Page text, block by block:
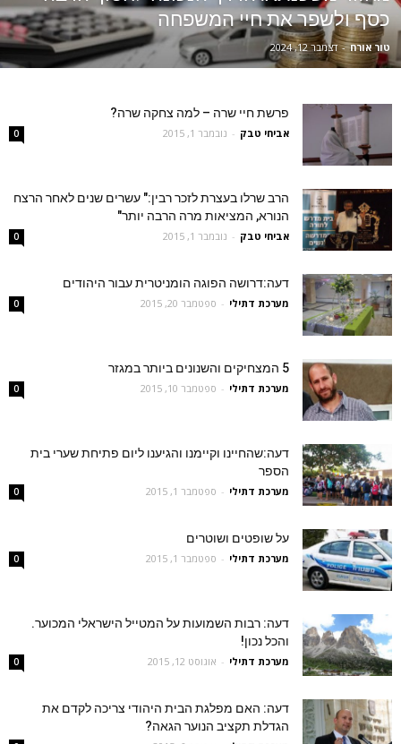
כסף ולשפר את חיי המשפחה
טור אורח - דצמבר 12, 2024
פרשת חיי שרה – למה צחקה שרה?
אביחי טבק - נובמבר 1, 2015 0
הרב שרלו בעצרת לזכר רבין:" עשרים שנים לאחר הרצח
הנורא, המציאות מרה הרבה יותר"
אביחי טבק - נובמבר 1, 2015 0
דעה:דרושה הפוגה הומניטרית עבור היהודים
מערכת דתילי - ספטמבר 20, 2015 0
5 המצחיקים והשנונים ביותר במגזר
מערכת דתילי - ספטמבר 10, 2015 0
דעה:שהחיינו וקיימנו והגיענו ליום פתיחת שערי בית
הספר
מערכת דתילי - ספטמבר 1, 2015 0
על שופטים ושוטרים
מערכת דתילי - ספטמבר 1, 2015 0
דעה: רבות השמועות על המטייל הישראלי המכוער.
והכל נכון!
מערכת דתילי - אוגוסט 12, 2015 0
דעה: האם מפלגת הבית היהודי צריכה לקדם את
הגדלת תקציב הנוער הגאה?